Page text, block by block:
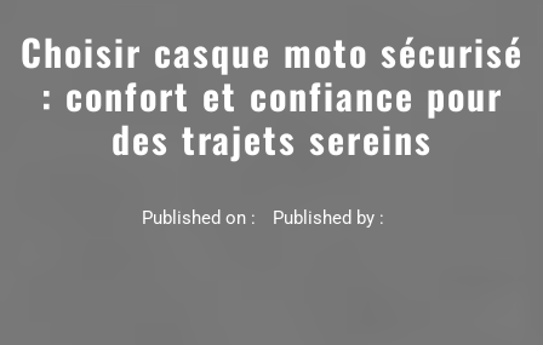
Choisir casque moto sécurisé
: confort et confiance pour
des trajets sereins
Published on : Published by :